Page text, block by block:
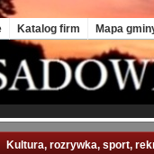
Katalog firm Mapa
Kultura, rozrywka, sport,